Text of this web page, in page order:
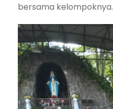
bersama kelompoknya.